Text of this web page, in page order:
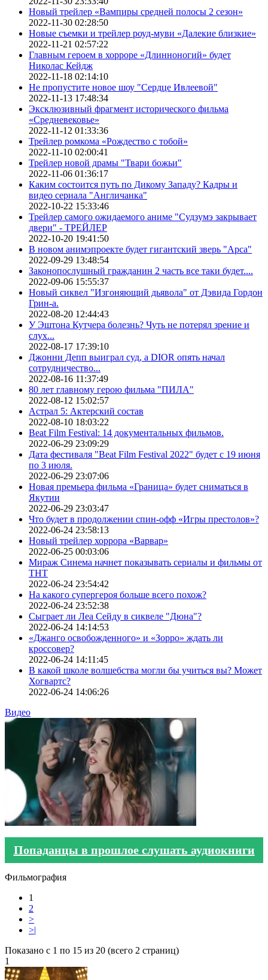
Новый трейлер «Вампиры средней полосы 2 сезон»
2022-11-30 02:28:50
Новые съемки и трейлер роуд-муви «Далекие близкие»
2022-11-21 02:57:22
Главным героем в хорроре «Длинноногий» будет
Николас Кейдж
2022-11-18 02:14:10
Не пропустите новое шоу "Сердце Ивлеевой"
2022-11-13 17:48:34
Эксклюзивный фрагмент исторического фильма
«Средневековье»
2022-11-12 01:33:36
Трейлер ромкома «Рождество с тобой»
2022-11-10 02:00:41
Трейлер новой драмы "Твари божьи"
2022-11-06 01:36:17
Каким состоится путь по Дикому Западу? Кадры и
видео сериала "Англичанка"
2022-10-22 15:33:46
Трейлер самого ожидаемого аниме "Судзумэ закрывает
двери" - ТРЕЙЛЕР
2022-10-20 19:41:50
В новом анимэпроекте будет гигантский зверь "Арса"
2022-09-29 13:48:54
Законопослушный гражданин 2 часть все таки будет....
2022-09-06 15:55:37
Новый сиквел "Изгоняющий дьявола" от Дэвида Гордон
Грин-а.
2022-08-20 12:44:43
У Эштона Кутчера болезнь? Чуть не потерял зрение и
слух...
2022-08-17 17:39:10
Джонни Депп выиграл суд, а DIOR опять начал
сотрудничество...
2022-08-16 11:37:49
80 лет главному герою фильма "ПИЛА"
2022-08-12 15:02:57
Астрал 5: Актерский состав
2022-08-10 18:03:22
Beat Film Festival: 14 документальных фильмов.
2022-06-29 23:09:29
Дата фестиваля "Beat Film Festival 2022" будет с 19 июня
по 3 июля.
2022-06-29 23:07:06
Новая премьера фильма «Граница» будет сниматься в
Якутии
2022-06-29 23:03:47
Что будет в продолжении спин-офф «Игры престолов»?
2022-06-24 23:58:13
Новый трейлер хоррора «Варвар»
2022-06-25 00:03:06
Мираж Синема начнет показывать сериалы и фильмы от
ТНТ
2022-06-24 23:54:42
На какого супергероя больше всего похож?
2022-06-24 23:52:38
Сыграет ли Леа Сейду в сиквеле "Дюна"?
2022-06-24 14:14:53
«Джанго освобожденного» и «Зорро» ждать ли
кроссовер?
2022-06-24 14:11:45
В какой школе волшебства могли бы учиться вы? Может
Хогвартс?
2022-06-24 14:06:26
Видео
Попаданцы в прошлое слушать аудиокниги
Фильмография
1
2
>
>|
Показано с 1 по 15 из 20 (всего 2 страниц)
1